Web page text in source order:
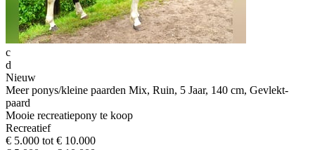
c
d
Nieuw
Meer ponys/kleine paarden Mix, Ruin, 5 Jaar, 140 cm, Gevlekt-
paard
Mooie recreatiepony te koop
Recreatief
€ 5.000 tot € 10.000